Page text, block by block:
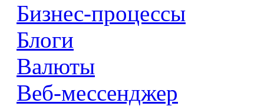
Бизнес-процессы
Блоги
Валюты
Веб-мессенджер